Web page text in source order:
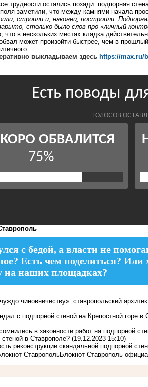
трудности остались позади: подпорная
заметили, что между камнями начала
строили и, наконец, построили.
столько было слов про «личный
что в нескольких местах кладка
может произойти быстрее, чем в
выкладываем здесь https://max.ru/
с бедой, а власти не
Есть чем поделиться? Или
на наших площадках?
чиновничеству»: ставропольский
с подпорной стеной на Крепостной горе
в законности работ на подпорной
в Ставрополе? (19.12.2023 15:10)
реконструкции скандальной подпорной
СтавропольБлокнот Ставрополь